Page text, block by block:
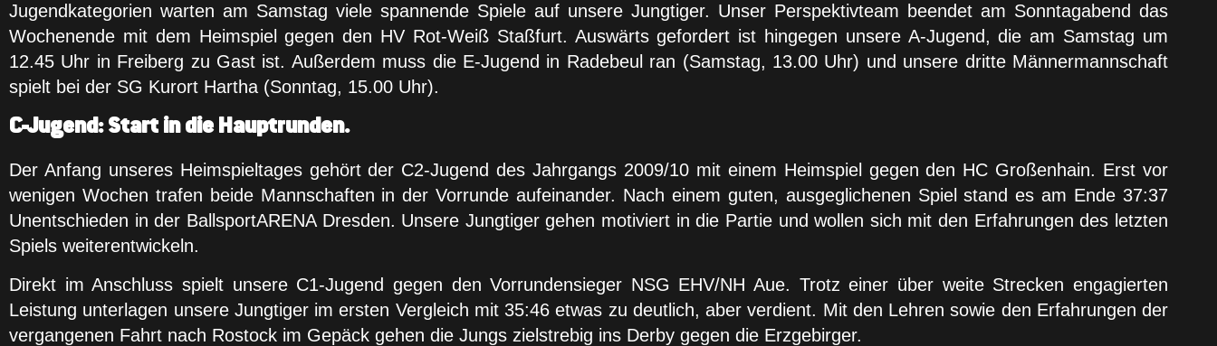
Jugendkategorien warten am Samstag viele spannende Spiele auf unsere Jungtiger. Unser Perspektivteam beendet am Sonntagabend das
Wochenende mit dem Heimspiel gegen den HV Rot-Weiß Staßfurt. Auswärts gefordert ist hingegen unsere A-Jugend, die am Samstag um
12.45 Uhr in Freiberg zu Gast ist. Außerdem muss die E-Jugend in Radebeul ran (Samstag, 13.00 Uhr) und unsere dritte Männermannschaft
spielt bei der SG Kurort Hartha (Sonntag, 15.00 Uhr).
C-Jugend: Start in die Hauptrunden.
Der Anfang unseres Heimspieltages gehört der C2-Jugend des Jahrgangs 2009/10 mit einem Heimspiel gegen den HC Großenhain. Erst vor
wenigen Wochen trafen beide Mannschaften in der Vorrunde aufeinander. Nach einem guten, ausgeglichenen Spiel stand es am Ende 37:37
Unentschieden in der BallsportARENA Dresden. Unsere Jungtiger gehen motiviert in die Partie und wollen sich mit den Erfahrungen des letzten
Spiels weiterentwickeln.
Direkt im Anschluss spielt unsere C1-Jugend gegen den Vorrundensieger NSG EHV/NH Aue. Trotz einer über weite Strecken engagierten
Leistung unterlagen unsere Jungtiger im ersten Vergleich mit 35:46 etwas zu deutlich, aber verdient. Mit den Lehren sowie den Erfahrungen der
vergangenen Fahrt nach Rostock im Gepäck gehen die Jungs zielstrebig ins Derby gegen die Erzgebirger.